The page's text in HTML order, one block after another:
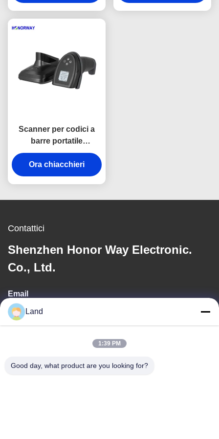
pagamento QR
operativi smart Android
Scanner per codici a
barre portatile
compatibile MES con
schermo, scanner di
codici QR wireless da 2
Ora chiacchieri
Contattici
Shenzhen Honor Way Electronic.
Co., Ltd.
Email
land@szhw-tech.com
Indirizzo
Land
1:39 PM
Good day, what product are you looking for?